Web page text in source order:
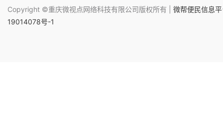
Copyright ©重庆微视点网络科技有限公司版权所有 |
微帮便民信息
19014078号-1